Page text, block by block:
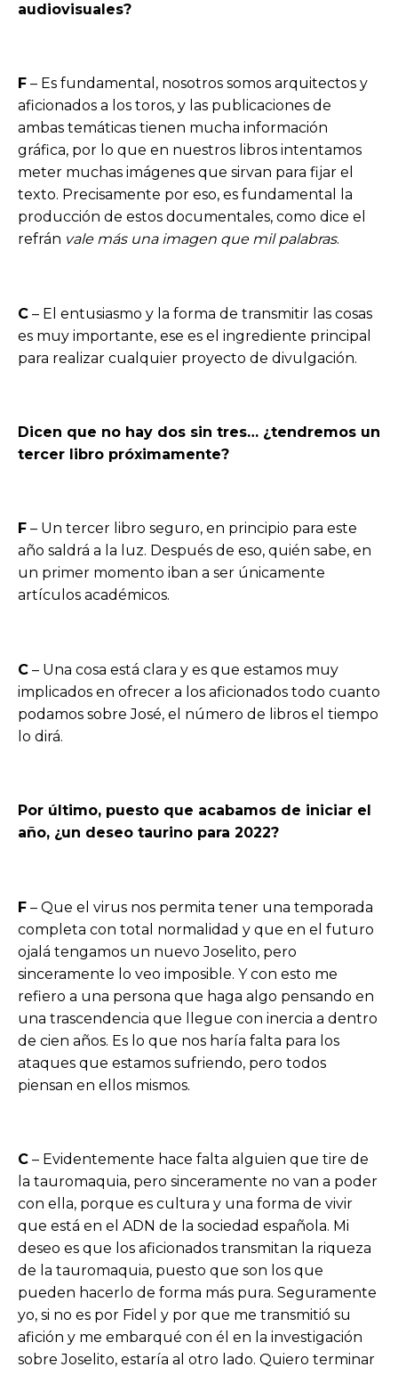
audiovisuales?
F – Es fundamental, nosotros somos arquitectos y
aficionados a los toros, y las publicaciones de
ambas temáticas tienen mucha información
gráfica, por lo que en nuestros libros intentamos
meter muchas imágenes que sirvan para fijar el
texto. Precisamente por eso, es fundamental la
producción de estos documentales, como dice el
refrán vale más una imagen que mil palabras.
C – El entusiasmo y la forma de transmitir las cosas
es muy importante, ese es el ingrediente principal
para realizar cualquier proyecto de divulgación.
Dicen que no hay dos sin tres… ¿tendremos un
tercer libro próximamente?
F – Un tercer libro seguro, en principio para este
año saldrá a la luz. Después de eso, quién sabe, en
un primer momento iban a ser únicamente
artículos académicos.
C – Una cosa está clara y es que estamos muy
implicados en ofrecer a los aficionados todo cuanto
podamos sobre José, el número de libros el tiempo
lo dirá.
Por último, puesto que acabamos de iniciar el
año, ¿un deseo taurino para 2022?
F – Que el virus nos permita tener una temporada
completa con total normalidad y que en el futuro
ojalá tengamos un nuevo Joselito, pero
sinceramente lo veo imposible. Y con esto me
refiero a una persona que haga algo pensando en
una trascendencia que llegue con inercia a dentro
de cien años. Es lo que nos haría falta para los
ataques que estamos sufriendo, pero todos
piensan en ellos mismos.
C – Evidentemente hace falta alguien que tire de
la tauromaquia, pero sinceramente no van a poder
con ella, porque es cultura y una forma de vivir
que está en el ADN de la sociedad española. Mi
deseo es que los aficionados transmitan la riqueza
de la tauromaquia, puesto que son los que
pueden hacerlo de forma más pura. Seguramente
yo, si no es por Fidel y por que me transmitió su
afición y me embarqué con él en la investigación
sobre Joselito, estaría al otro lado. Quiero terminar